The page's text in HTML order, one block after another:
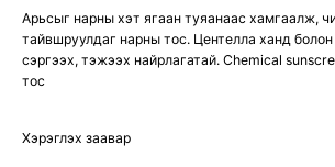
Арьсыг нарны хэт ягаан туяанаас хамгаалж,
тайвшруулдаг нарны тос. Центелла ханд
сэргээх, тэжээх найрлагатай. Chemical
тос
Хэрэглэх заавар